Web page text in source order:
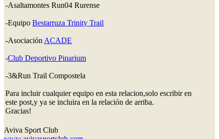
-Asaltamontes Run04 Rurense
-Equipo Bestarruza Trinity Trail
-Asociación ACADE
-Club Deportivo Pinarium
-3&Run Trail Compostela
Para incluir cualquier equipo en esta relacion,solo escribir en
este post,y ya se incluira en la relación de arriba.
Gracias!
Aviva Sport Club